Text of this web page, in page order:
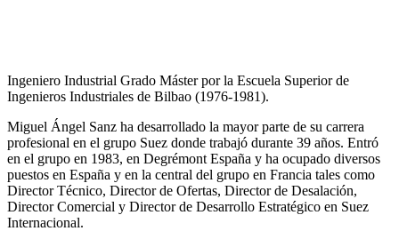
Ingeniero Industrial Grado Máster por la Escuela Superior de
Ingenieros Industriales de Bilbao (1976-1981).
Miguel Ángel Sanz ha desarrollado la mayor parte de su carrera
profesional en el grupo Suez donde trabajó durante 39 años. Entró
en el grupo en 1983, en Degrémont España y ha ocupado diversos
puestos en España y en la central del grupo en Francia tales como
Director Técnico, Director de Ofertas, Director de Desalación,
Director Comercial y Director de Desarrollo Estratégico en Suez
Internacional.